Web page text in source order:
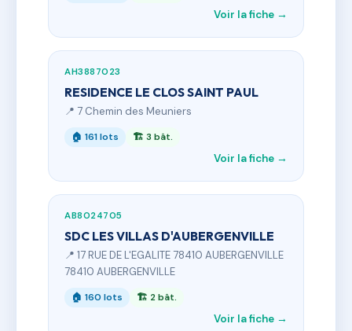
Voir la fiche →
AH3887023
RESIDENCE LE CLOS SAINT PAUL
📍 7 Chemin des Meuniers
🏠 161 lots 🏗 3 bât.
Voir la fiche →
AB8024705
SDC LES VILLAS D'AUBERGENVILLE
📍 17 RUE DE L'EGALITE 78410 AUBERGENVILLE
78410 AUBERGENVILLE
🏠 160 lots 🏗 2 bât.
Voir la fiche →